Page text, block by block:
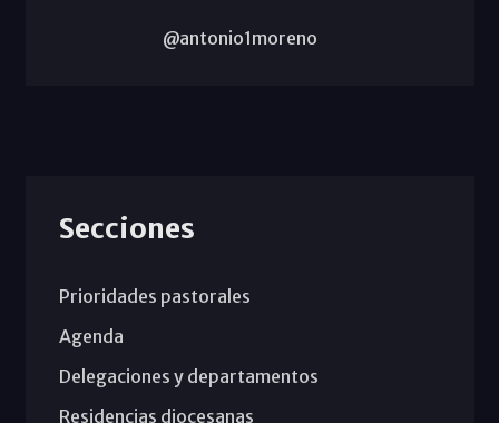
@antonio1moreno
Secciones
Prioridades pastorales
Agenda
Delegaciones y departamentos
Residencias diocesanas